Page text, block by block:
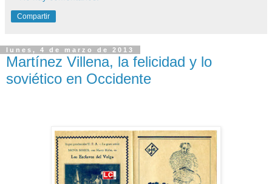
Compartir
lunes, 4 de marzo de 2013
Martínez Villena, la felicidad y lo
soviético en Occidente